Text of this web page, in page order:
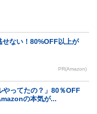
ない！80%OFF以上が
PR(Amazon)
やってたの？」80％OFF
の本気が...